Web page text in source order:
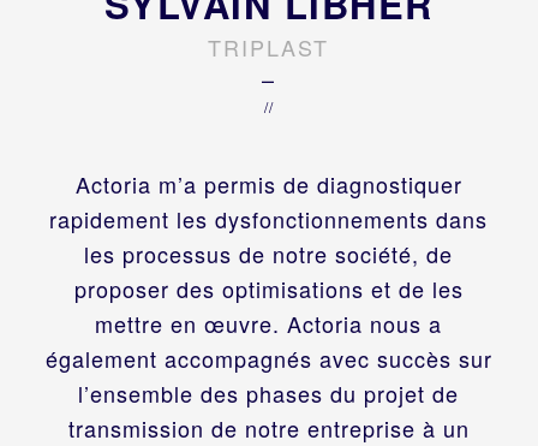
Actoria m’a permis de diagnostiquer
rapidement les dysfonctionnements dans
les processus de notre société, de
proposer des optimisations et de les
mettre en œuvre. Actoria nous a
également accompagnés avec succès sur
l’ensemble des phases du projet de
transmission de notre entreprise à un
TRIPLAST
–
//